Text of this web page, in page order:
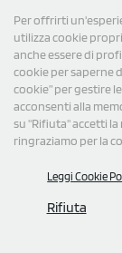
Per offrirti
utilizza cookie
anche essere di
cookie per saperne
cookie” per gestire
acconsenti alla
su "Rifiuta" accetti la
ringraziamo per la
Leggi Cookie
Rifiuta
Stickers 31 x
Agenda
blocchi fogli